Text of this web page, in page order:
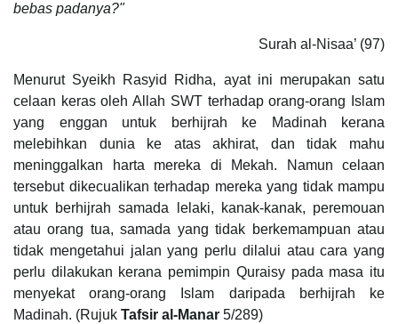
bebas padanya?"
Surah al-Nisaa’ (97)
Menurut Syeikh Rasyid Ridha, ayat ini merupakan satu
celaan keras oleh Allah SWT terhadap orang-orang Islam
yang enggan untuk berhijrah ke Madinah kerana
melebihkan dunia ke atas akhirat, dan tidak mahu
meninggalkan harta mereka di Mekah. Namun celaan
tersebut dikecualikan terhadap mereka yang tidak mampu
untuk berhijrah samada lelaki, kanak-kanak, peremouan
atau orang tua, samada yang tidak berkemampuan atau
tidak mengetahui jalan yang perlu dilalui atau cara yang
perlu dilakukan kerana pemimpin Quraisy pada masa itu
menyekat orang-orang Islam daripada berhijrah ke
Madinah. (Rujuk Tafsir al-Manar 5/289)